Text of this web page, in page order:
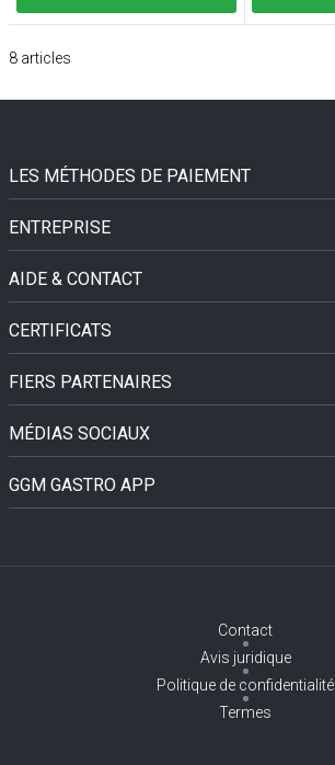
8 articles
LES MÉTHODES DE PAIEMENT
ENTREPRISE
AIDE & CONTACT
CERTIFICATS
FIERS PARTENAIRES
MÉDIAS SOCIAUX
GGM GASTRO APP
Contact
Avis juridique
Politique de confidentialité
Termes